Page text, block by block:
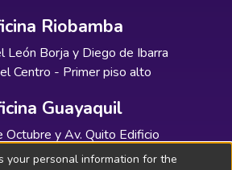
Riobamba
León Borja y Diego de Ibarra
Centro - Primer piso alto
Guayaquil
Octubre y Av. Quito Edificio
- Planta baja
your personal information for the